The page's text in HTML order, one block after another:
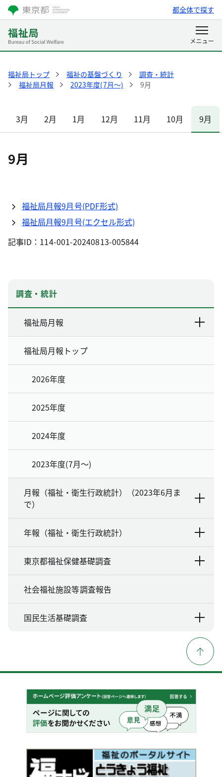
都全体で探す
福祉局トップ 福祉の基盤づくり
調査・統計
福祉局月報
2023年度(7月～) 9月
3月 2月 1月 12月 11月 10月 9月
9月
福祉局月報9月号(PDF形式)
福祉局月報9月号(エクセル形式)
記事ID：114-001-20240813-005844
調査・統計
福祉局月報
福祉局月報トップ
2026年度
2025年度
2024年度
2023年度(7月～)
月報（福祉・衛生行政統計）（2023年6月ま
で）
年報（福祉・衛生行政統計）
東京都福祉保健基礎調査
社会福祉施設等調査報告
国民生活基礎調査